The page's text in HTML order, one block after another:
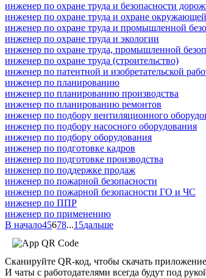
инженер по охране труда и безопасности
инженер по охране труда и охране
инженер по охране труда и промышленной
инженер по охране труда и экологии
инженер по охране труда, промышленной
инженер по охране труда (строительство)
инженер по патентной и изобретательской
инженер по планированию
инженер по планированию производства
инженер по планированию ремонтов
инженер по подбору вентиляционного
инженер по подбору насосного оборудования
инженер по подбору оборудования
инженер по подготовке кадров
инженер по подготовке производства
инженер по поддержке продаж
инженер по пожарной безопасности
инженер по пожарной безопасности ГО и ЧС
инженер по ППР
инженер по применению
В начало45678...15дальше
Сканируйте QR-код, чтобы скачать приложение
И чаты с работодателями всегда будут под